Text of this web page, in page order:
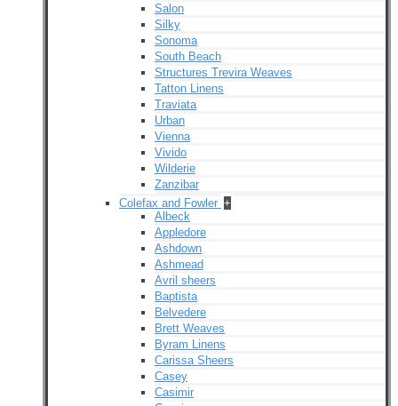
Salon
Silky
Sonoma
South Beach
Structures Trevira Weaves
Tatton Linens
Traviata
Urban
Vienna
Vivido
Wilderie
Zanzibar
Colefax and Fowler +
Albeck
Appledore
Ashdown
Ashmead
Avril sheers
Baptista
Belvedere
Brett Weaves
Byram Linens
Carissa Sheers
Casey
Casimir